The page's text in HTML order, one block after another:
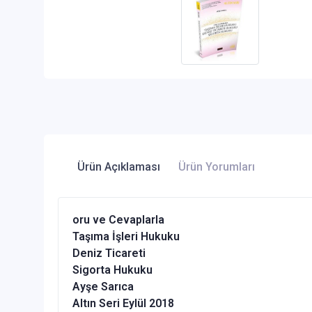
Ürün Açıklaması Ürün Yorumları
oru ve Cevaplarla
Taşıma İşleri Hukuku
Deniz Ticareti
Sigorta Hukuku
Ayşe Sarıca
Altın Seri Eylül 2018